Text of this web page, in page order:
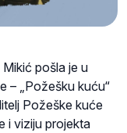
Mikić pošla je u
– „Požešku kuću“
Požeške kuće
i viziju projekta